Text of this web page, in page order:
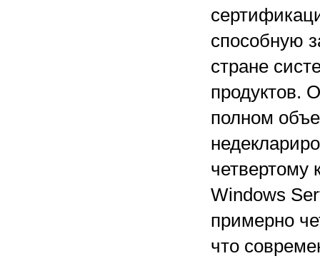
способную
стране
продуктов.
полном
четвертому
Windows
примерно
что